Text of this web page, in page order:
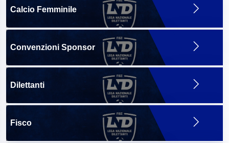
Calcio Femminile
Convenzioni Sponsor
Dilettanti
Fisco